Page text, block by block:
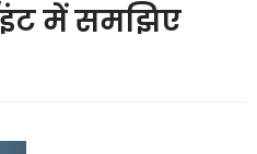
में समझिए